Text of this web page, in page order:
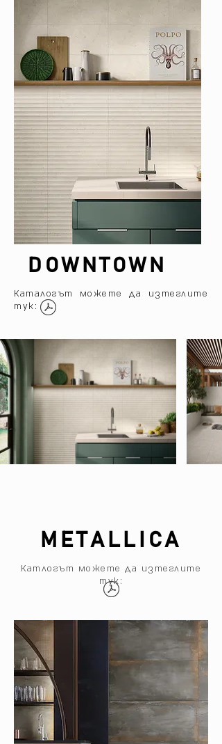
DOWNTOWN
Каталогът можете да изтеглите
тук:
METALLICA
Катлогът можете да изтеглите
тук: